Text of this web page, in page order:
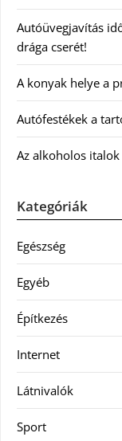
Autóüvegjavítás
drága cserét!
A konyak helye a
Autófestékek a
Az alkoholos
Kategóriák
Egészség
Egyéb
Építkezés
Internet
Látnivalók
Sport